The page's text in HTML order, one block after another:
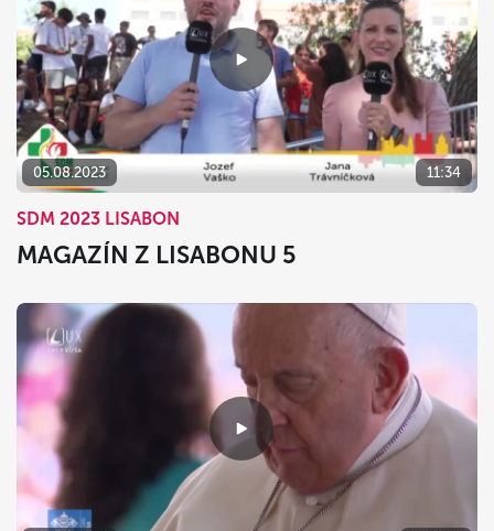
05.08.2023 11:34
SDM 2023 LISABON
MAGAZÍN Z LISABONU 5